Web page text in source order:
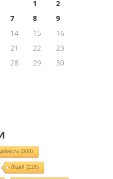
1
2
7 8
9
14 15
16
21 22
23
28 29
30
(308)
Ліцей (216)